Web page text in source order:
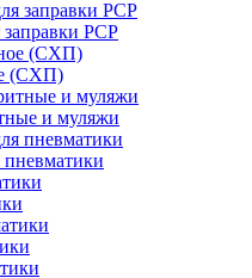
PCP
(СХП)
и муляжи
пневматики